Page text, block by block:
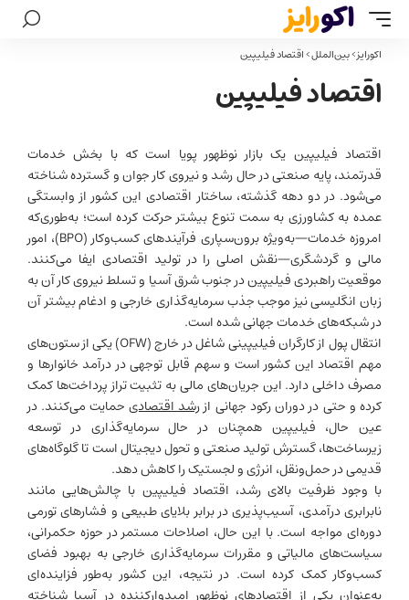
اکورایز>بین‌الملل>اقتصاد فیلیپین
اقتصاد فیلیپین
اقتصاد فیلیپین یک بازار نوظهور پویا است که با بخش خدمات
قدرتمند، پایه صنعتی در حال رشد و نیروی کار جوان و گسترده شناخته
می‌شود. در دو دهه گذشته، ساختار اقتصادی این کشور از وابستگی
عمده به کشاورزی به سمت تنوع بیشتر حرکت کرده است؛ به‌طوری‌که
امروزه خدمات—به‌ویژه برون‌سپاری فرآیندهای کسب‌وکار (BPO)، امور
مالی و گردشگری—نقش اصلی را در تولید اقتصادی ایفا می‌کنند.
موقعیت راهبردی فیلیپین در جنوب شرق آسیا و تسلط نیروی کار آن به
زبان انگلیسی نیز موجب جذب سرمایه‌گذاری خارجی و ادغام بیشتر آن
در شبکه‌های خدمات جهانی شده است.
انتقال پول از کارگران فیلیپینی شاغل در خارج (OFW) یکی از ستون‌های
مهم اقتصاد این کشور است و سهم قابل توجهی در درآمد خانوارها و
مصرف داخلی دارد. این جریان‌های مالی به تثبیت تراز پرداخت‌ها کمک
کرده و حتی در دوران رکود جهانی ازرشد اقتصادیحمایت می‌کنند. در
عین حال، فیلیپین همچنان در حال سرمایه‌گذاری در توسعه
زیرساخت‌ها، گسترش تولید صنعتی و تحول دیجیتال است تا گلوگاه‌های
قدیمی در حمل‌ونقل، انرژی و لجستیک را کاهش دهد.
با وجود ظرفیت بالای رشد، اقتصاد فیلیپین با چالش‌هایی مانند
نابرابری درآمدی، آسیب‌پذیری در برابر بلایای طبیعی و فشارهای تورمی
دوره‌ای مواجه است. با این حال، اصلاحات مستمر در حوزه حکمرانی،
سیاست‌های مالیاتی و مقررات سرمایه‌گذاری خارجی به بهبود فضای
کسب‌وکار کمک کرده است. در نتیجه، این کشور به‌طور فزاینده‌ای
به‌عنوان یکی از اقتصادهای نوظهور امیدوارکننده در آسیا شناخته